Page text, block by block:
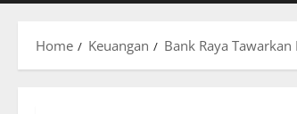
Home Keuangan Bank Raya